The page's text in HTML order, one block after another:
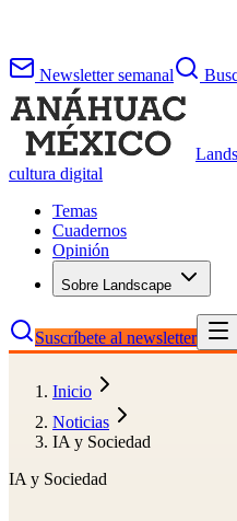
Newsletter semanal
cultura digital
Temas
Cuadernos
Opinión
Sobre Landscape
Suscríbete al newsletter
Inicio
Noticias
IA y Sociedad
IA y Sociedad